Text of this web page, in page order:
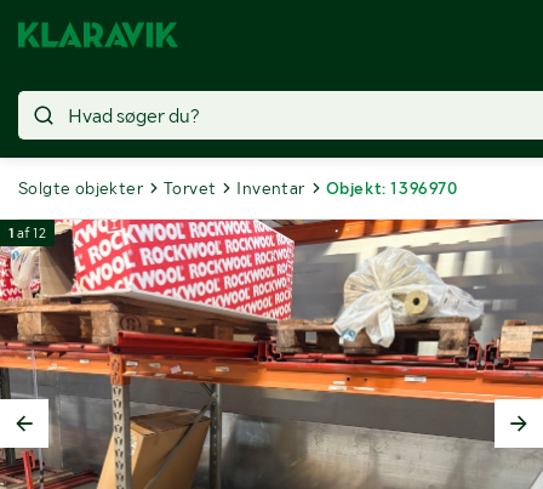
Solgte objekter Torvet Inventar Objekt: 1396970
1 af12